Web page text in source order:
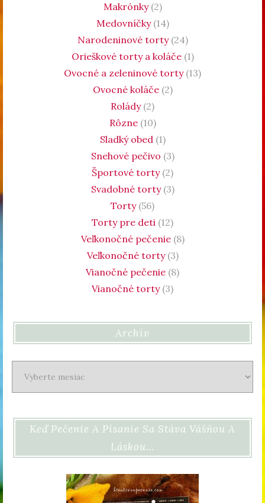
Makrónky(2)
Medovníčky(14)
Narodeninové torty(24)
Orieškové torty a koláče(1)
Ovocné a zeleninové torty(13)
Ovocné koláče(2)
Rolády(2)
Rôzne(10)
Sladký obed(1)
Snehové pečivo (3)
Športové torty(2)
Svadobné torty(3)
Torty(56)
Torty pre deti (12)
Veľkonočné pečenie(8)
Veľkonočné torty(3)
Vianočné pečenie (8)
Vianočné torty(3)
Archív
Keď Pečenie A Písanie Sa Stáva Vášňou A
Láskou…